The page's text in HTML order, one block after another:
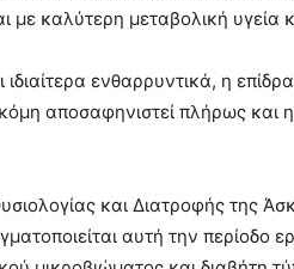
με καλύτερη μεταβολική
ενθαρρυντικά, η
αποσαφηνιστεί πλήρως και
και Διατροφής της
αυτή την περίοδο